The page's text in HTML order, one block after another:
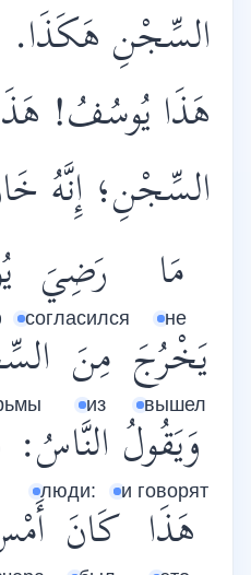
السِّجْنِ هَكَذَا.
هَذَا يُوسُفُ!
السِّجْنِ؛ إِنَّهُ
مَا
не
رَضِيَ
согласился
يَخْرُجَ
вышел
مِنَ
из
وَيَقُولُ
и говорят
النَّاسُ:
люди:
هَذَا كَانَ